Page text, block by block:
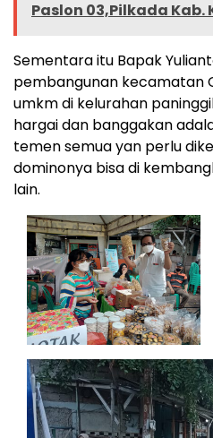
Paslon 03,Pilkada
Sementara itu Bapak
pembangunan kecamatan
umkm di kelurahan
hargai dan banggakan
temen semua yan perlu
dominonya bisa di
lain.